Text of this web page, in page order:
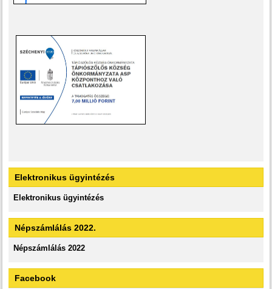
Elektronikus ügyintézés
Elektronikus ügyintézés
Népszámlálás 2022.
Népszámlálás 2022
Facebook